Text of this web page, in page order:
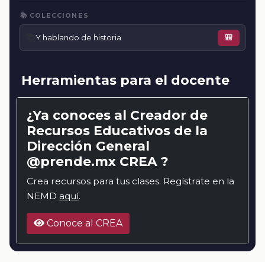
📚 COLECCIONES
📚Y hablando de historia 🎒
Herramientas para el docente
¿Ya conoces al Creador de
Recursos Educativos de la
Dirección General
@prende.mx CREA ?
Crea recursos para tus clases. Regístrate en la
NEMD aquí.
Conoce al CREA